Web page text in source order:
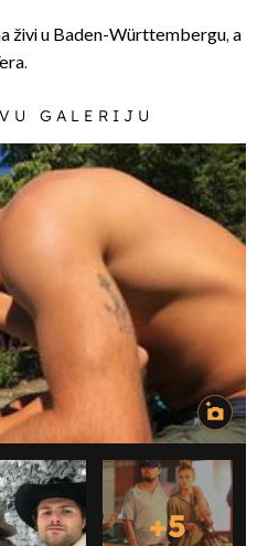
živi u Baden-Württembergu, a
GALERIJU
+5